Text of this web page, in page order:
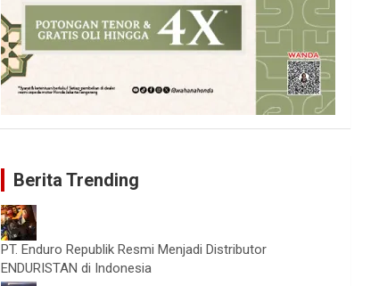
Berita Trending
PT. Enduro Republik Resmi Menjadi Distributor
ENDURISTAN di Indonesia